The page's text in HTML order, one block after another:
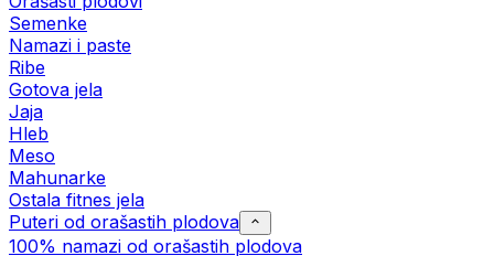
Semenke
Namazi i paste
Ribe
Gotova jela
Јаја
Hleb
Meso
Mahunarke
Ostala fitnes jela
Puteri od orašastih plodova
100% namazi od orašastih plodova